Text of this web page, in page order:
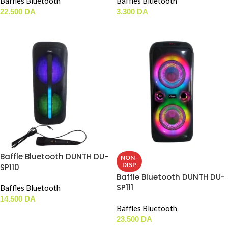
22.500 DA 3.300 DA
Baffle Bluetooth DUNTH DU-
SP110
Baffles Bluetooth
14.500 DA
NON -
DISP
Baffle Bluetooth DUNTH DU-
SP111
Baffles Bluetooth
23.500 DA